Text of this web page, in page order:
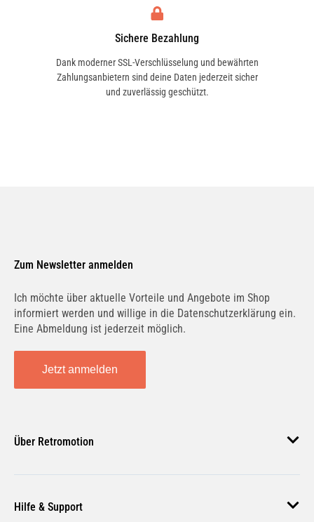
Sichere Bezahlung
Dank moderner SSL-Verschlüsselung und bewährten
Zahlungsanbietern sind deine Daten jederzeit sicher
und zuverlässig geschützt.
Zum Newsletter anmelden
Ich möchte über aktuelle Vorteile und Angebote im Shop
informiert werden und willige in die Datenschutzerklärung ein.
Eine Abmeldung ist jederzeit möglich.
Jetzt anmelden
Über Retromotion
Unsere Jobs
Hilfe & Support